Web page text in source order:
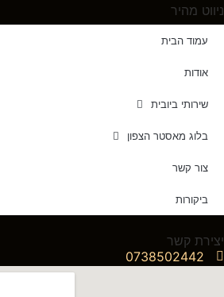
ניווט מהיר
עמוד הבית
אודות
שירותי ביובית
בלוג מאסטר הצפון
צור קשר
ביקורות
יצירת קשר
0738502442